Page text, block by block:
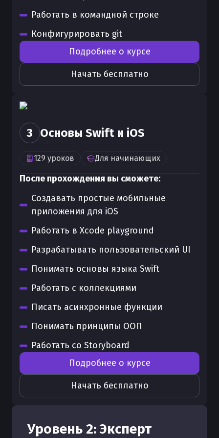
Работать в командной строке
Конфигурировать git
Начать бесплатно
Подробнее о курсе
3 Основы Swift и iOS
129 уроков Для начинающих
После прохождения вы сможете:
Создавать простые мобильные
приложения для iOS
Работать в Xcode playground
Разрабатывать пользовательский UI
Понимать основы языка Swift
Работать с коллекциями
Писать асинхронные функции
Понимать принципы ООП
Работать со Storyboard
Начать бесплатно
Подробнее о курсе
Уровень 2: Эксперт